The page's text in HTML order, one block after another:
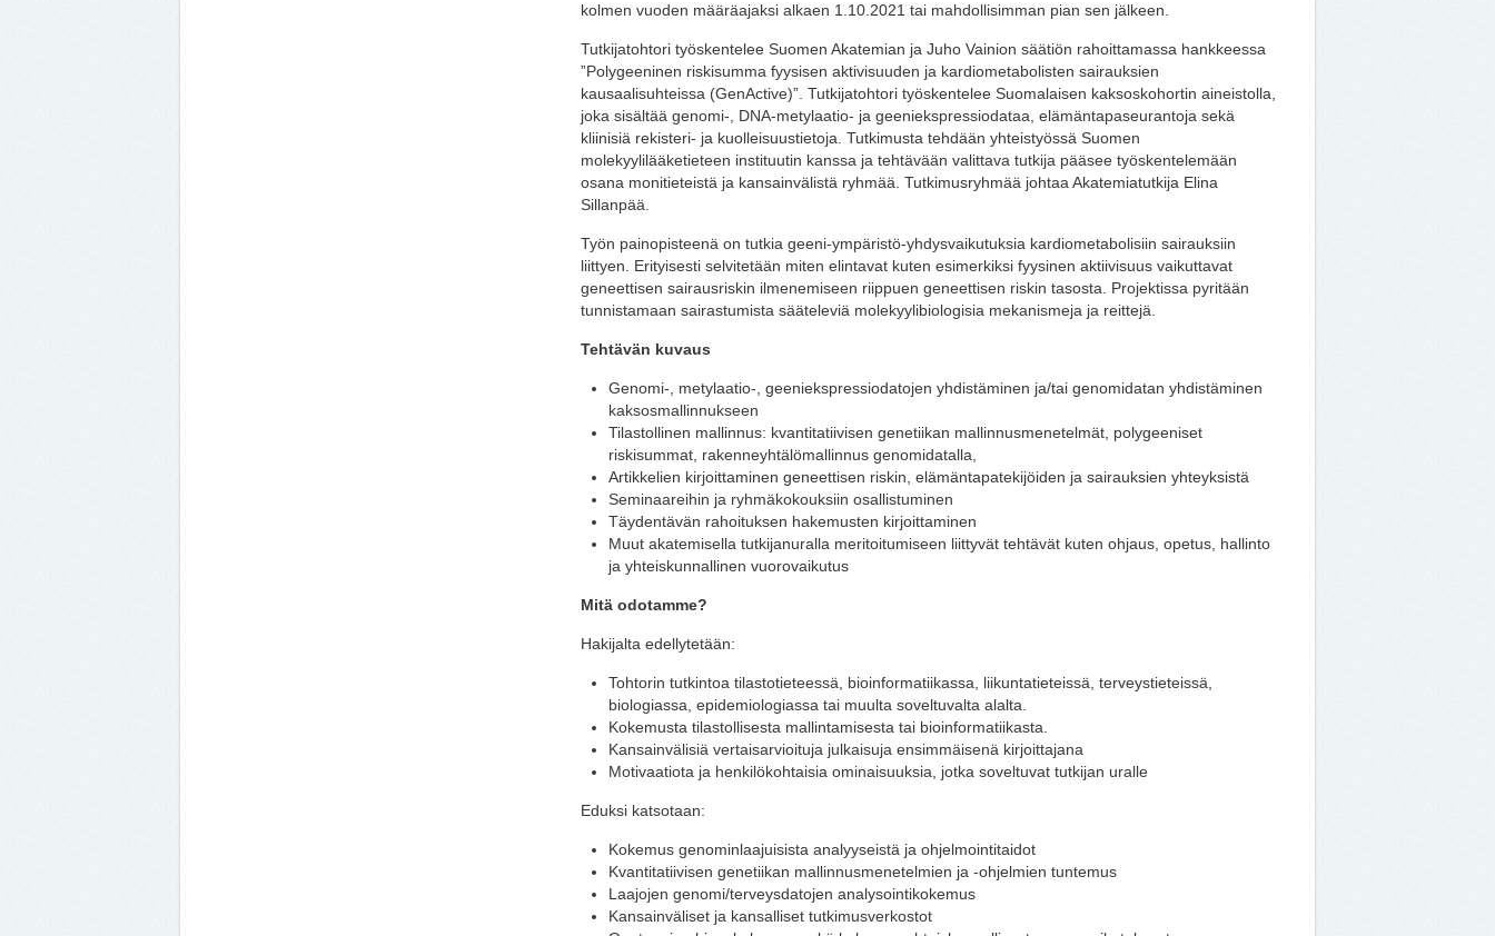
kolmen vuoden määräajaksi alkaen 1.10.2021 tai mahdollisimman pian sen jälkeen.
Tutkijatohtori työskentelee Suomen Akatemian ja Juho Vainion säätiön rahoittamassa hankkeessa
”Polygeeninen riskisumma fyysisen aktivisuuden ja kardiometabolisten sairauksien
kausaalisuhteissa (GenActive)”. Tutkijatohtori työskentelee Suomalaisen kaksoskohortin aineistolla,
joka sisältää genomi-, DNA-metylaatio- ja geeniekspressiodataa, elämäntapaseurantoja sekä
kliinisiä rekisteri- ja kuolleisuustietoja. Tutkimusta tehdään yhteistyössä Suomen
molekyylilääketieteen instituutin kanssa ja tehtävään valittava tutkija pääsee työskentelemään
osana monitieteistä ja kansainvälistä ryhmää. Tutkimusryhmää johtaa Akatemiatutkija Elina
Sillanpää.
Työn painopisteenä on tutkia geeni-ympäristö-yhdysvaikutuksia kardiometabolisiin sairauksiin
liittyen. Erityisesti selvitetään miten elintavat kuten esimerkiksi fyysinen aktiivisuus vaikuttavat
geneettisen sairausriskin ilmenemiseen riippuen geneettisen riskin tasosta. Projektissa pyritään
tunnistamaan sairastumista sääteleviä molekyylibiologisia mekanismeja ja reittejä.
Tehtävän kuvaus
Genomi-, metylaatio-, geeniekspressiodatojen yhdistäminen ja/tai genomidatan yhdistäminen
kaksosmallinnukseen
Tilastollinen mallinnus: kvantitatiivisen genetiikan mallinnusmenetelmät, polygeeniset
riskisummat, rakenneyhtälömallinnus genomidatalla,
Artikkelien kirjoittaminen geneettisen riskin, elämäntapatekijöiden ja sairauksien yhteyksistä
Seminaareihin ja ryhmäkokouksiin osallistuminen
Täydentävän rahoituksen hakemusten kirjoittaminen
Muut akatemisella tutkijanuralla meritoitumiseen liittyvät tehtävät kuten ohjaus, opetus, hallinto
ja yhteiskunnallinen vuorovaikutus
Mitä odotamme?
Hakijalta edellytetään:
Tohtorin tutkintoa tilastotieteessä, bioinformatiikassa, liikuntatieteissä, terveystieteissä,
biologiassa, epidemiologiassa tai muulta soveltuvalta alalta.
Kokemusta tilastollisesta mallintamisesta tai bioinformatiikasta.
Kansainvälisiä vertaisarvioituja julkaisuja ensimmäisenä kirjoittajana
Motivaatiota ja henkilökohtaisia ominaisuuksia, jotka soveltuvat tutkijan uralle
Eduksi katsotaan:
Kokemus genominlaajuisista analyyseistä ja ohjelmointitaidot
Kvantitatiivisen genetiikan mallinnusmenetelmien ja -ohjelmien tuntemus
Laajojen genomi/terveysdatojen analysointikokemus
Kansainväliset ja kansalliset tutkimusverkostot